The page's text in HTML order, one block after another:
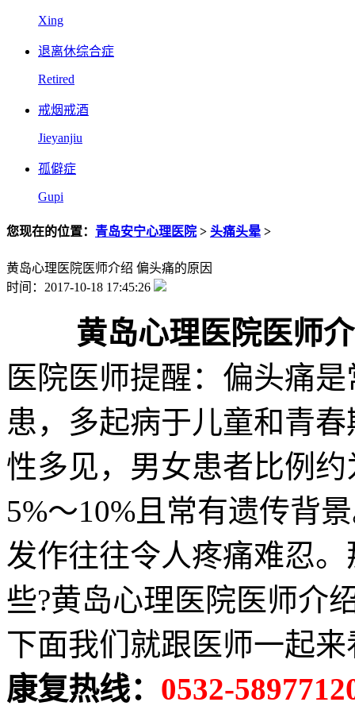
Xing
退离休综合症
Retired
戒烟戒酒
Jieyanjiu
孤僻症
Gupi
您现在的位置： 青岛安宁心理医院 > 头痛头晕 >
黄岛心理医院医师介绍 偏头痛的原因
时间：2017-10-18 17:45:26
黄岛心理医院医师
医院医师提醒：偏头痛
患，多起病于儿童和青
性多见，男女患者比例
5%～10%且常有遗传背
发作往往令人疼痛难忍
些?黄岛心理医院医师介
下面我们就跟医师一起
康复热线： 0532-